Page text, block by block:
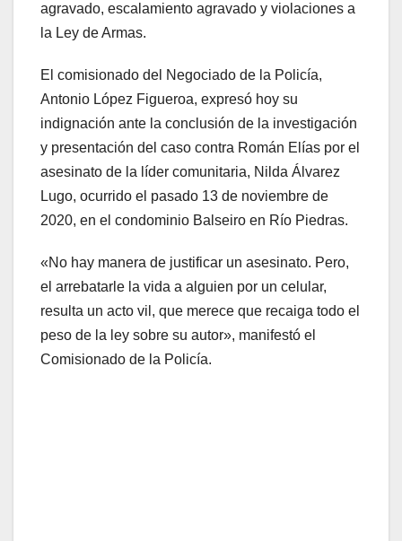
agravado, escalamiento agravado y violaciones a
la Ley de Armas.
El comisionado del Negociado de la Policía,
Antonio López Figueroa, expresó hoy su
indignación ante la conclusión de la investigación
y presentación del caso contra Román Elías por el
asesinato de la líder comunitaria, Nilda Álvarez
Lugo, ocurrido el pasado 13 de noviembre de
2020, en el condominio Balseiro en Río Piedras.
«No hay manera de justificar un asesinato. Pero,
el arrebatarle la vida a alguien por un celular,
resulta un acto vil, que merece que recaiga todo el
peso de la ley sobre su autor», manifestó el
Comisionado de la Policía.